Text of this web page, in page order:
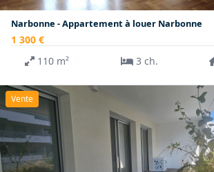
Narbonne - Appartement à louer Narbonne
1 300 €
110 m²
3 ch.
Vente